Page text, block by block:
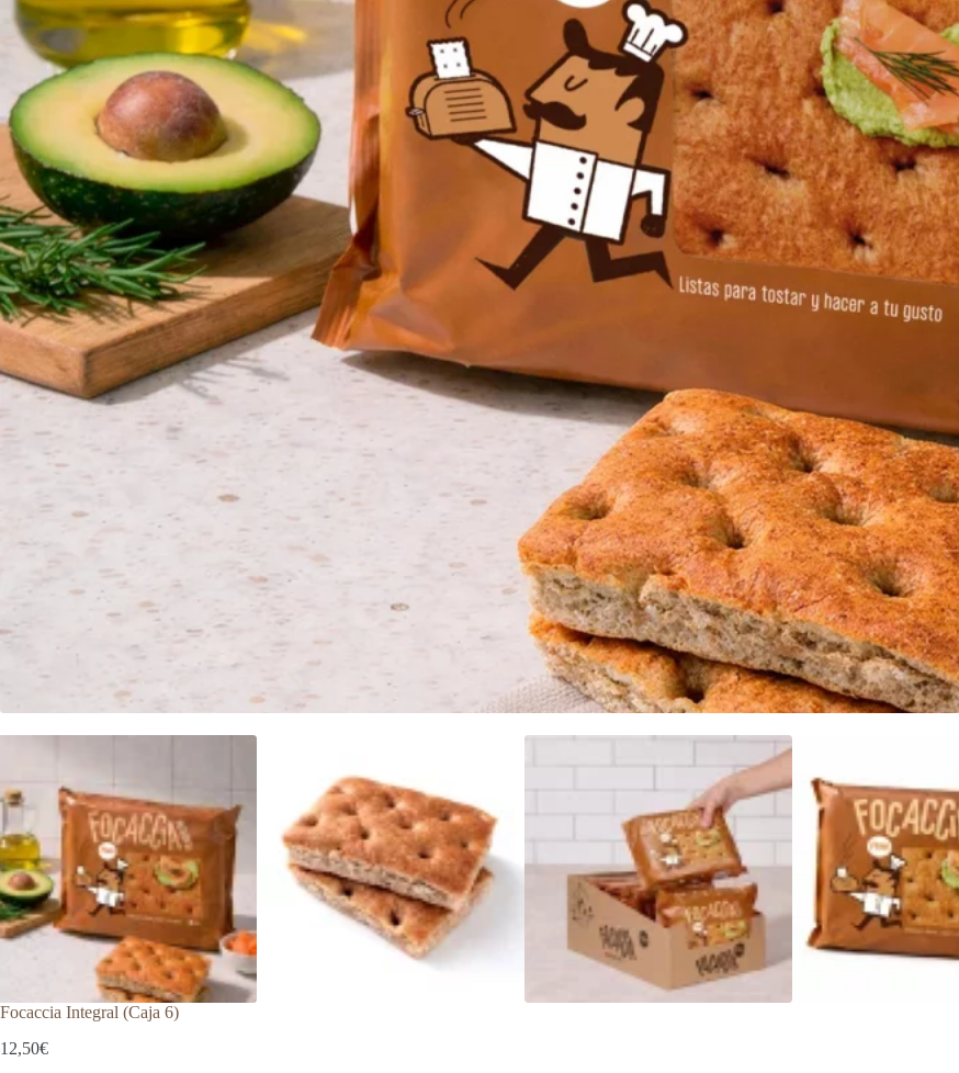
Focaccia Integral (Caja 6)
12,50€